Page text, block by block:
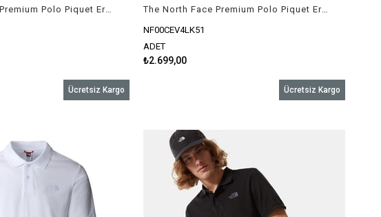
The North Face Premium Polo Piquet Erkek T-Shirt Bej
NF00CEV4LK51
ADET
₺2.699,00
Ücretsiz Kargo Ücretsiz Kargo